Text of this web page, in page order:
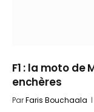
F1 : la moto de
enchères
ParFaris Bouchaala